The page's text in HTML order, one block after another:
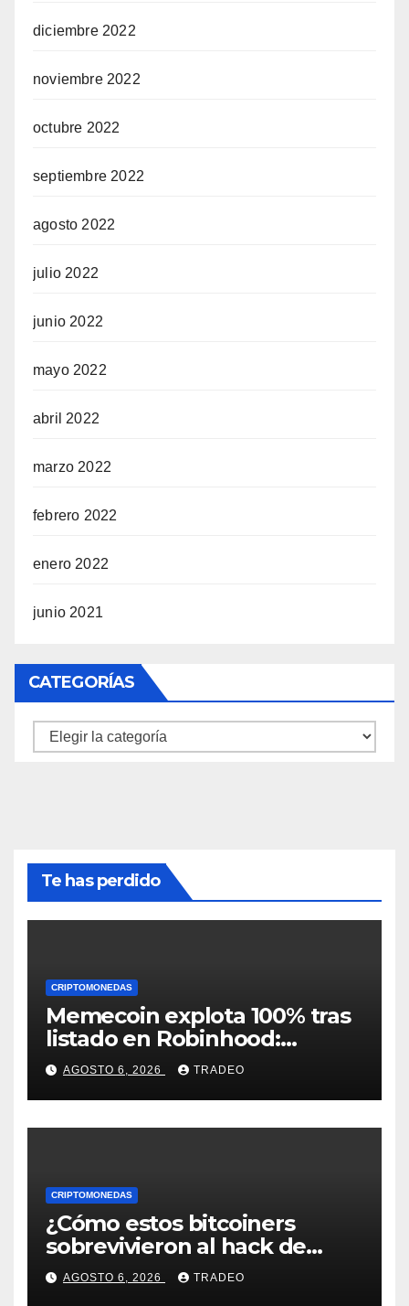
diciembre 2022
noviembre 2022
octubre 2022
septiembre 2022
agosto 2022
julio 2022
junio 2022
mayo 2022
abril 2022
marzo 2022
febrero 2022
enero 2022
junio 2021
CATEGORÍAS
Categorías
Te has perdido
CRIPTOMONEDAS
Memecoin explota 100% tras
listado en Robinhood:
conoce los detalles
AGOSTO 6, 2026 TRADEO
CRIPTOMONEDAS
¿Cómo estos bitcoiners
sobrevivieron al hack de
Coldcard? Un analista
comparte consejos clave
AGOSTO 6, 2026 TRADEO